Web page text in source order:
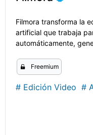
Filmora transforma la
artificial que trabaja
automáticamente,
Freemium
# Edición Video #